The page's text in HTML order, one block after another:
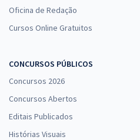
Oficina de Redação
Cursos Online Gratuitos
CONCURSOS PÚBLICOS
Concursos 2026
Concursos Abertos
Editais Publicados
Histórias Visuais